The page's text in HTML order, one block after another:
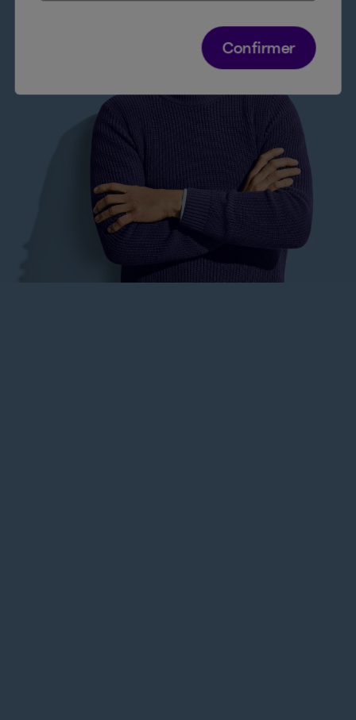
Confirmer